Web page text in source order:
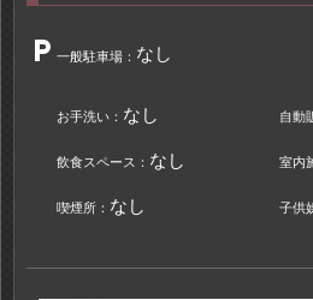
local_parking 一般駐車場： なし
お手洗い： なし 自動
飲食スペース： なし 室内
喫煙所： なし 子供